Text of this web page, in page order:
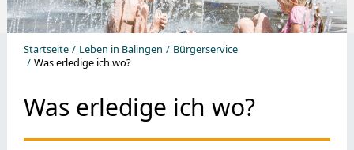
Startseite Leben in Balingen
Bürgerservice
Was erledige ich wo?
Was erledige ich wo?